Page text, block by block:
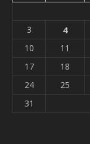
3
4
10
11
17
18
24
25
31